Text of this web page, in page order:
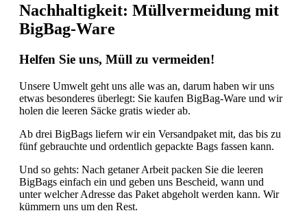
Nachhaltigkeit: Müllvermeidung mit
BigBag-Ware
Helfen Sie uns, Müll zu vermeiden!
Unsere Umwelt geht uns alle was an, darum haben wir uns
etwas besonderes überlegt: Sie kaufen BigBag-Ware und wir
holen die leeren Säcke gratis wieder ab.
Ab drei BigBags liefern wir ein Versandpaket mit, das bis zu
fünf gebrauchte und ordentlich gepackte Bags fassen kann.
Und so gehts: Nach getaner Arbeit packen Sie die leeren
BigBags einfach ein und geben uns Bescheid, wann und
unter welcher Adresse das Paket abgeholt werden kann. Wir
kümmern uns um den Rest.